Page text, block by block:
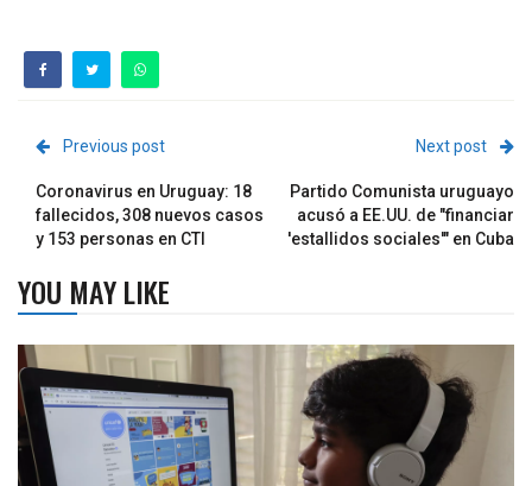
Previous post
Coronavirus en Uruguay: 18
fallecidos, 308 nuevos casos
y 153 personas en CTI
Next post
Partido Comunista uruguayo
acusó a EE.UU. de "financiar
'estallidos sociales'" en Cuba
YOU MAY LIKE